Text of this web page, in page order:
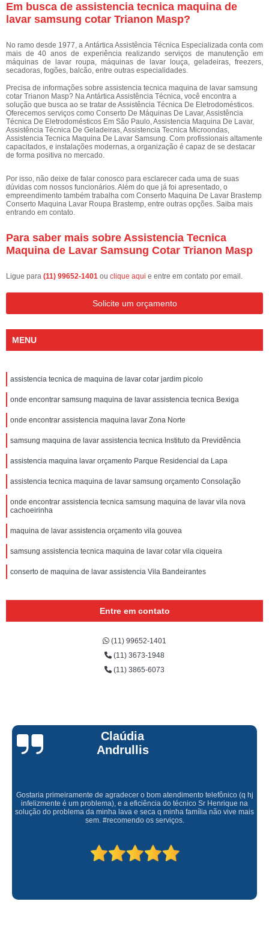
Em busca de assistencia tecnica maquina de
lavar samsung cotar Trianon Masp?
No ramo desde 1977, a Antártica Assistência Técnica Especializada conta com
mais de 40 anos de experiência realizando serviços de manutenção em
máquinas de lavar roupa, máquinas de lavar louça, geladeiras, freezers,
secadoras, fogões, balcão, entre outras especialidades.
Precisa de informações sobre assistencia tecnica maquina de lavar samsung
cotar Trianon Masp? Na Antártica Assistência Técnica, você encontra a
solução que busca ao se tratar de Assistência Técnica De Eletrodomésticos.
Oferecemos serviços como Conserto De Máquinas De Lavar, Assistência
Técnica De Eletrodomésticos Em São Paulo, Assistencia Maquina De Lavar,
Assistência Técnica De Geladeiras, Assistencia Tecnica Microondas,
Assistencia Tecnica Maquina De Lavar Samsung. Com profissionais altamente
capacitados, e instalações modernas, a organização é capaz de se destacar
de forma positiva no mercado.
Por isso, não deixe de falar conosco para esclarecer cada uma de suas
dúvidas com nossos funcionários. Além do que já foi apresentado, o
empreendimento também trabalha com Conserto Maquina De Lavar Brastemp
Conserto Maquina Lavar Roupa Brastemp, entre outras opções. Saiba mais
entrando em contato.
Para saber mais sobre Assistencia Tecnica
Maquina de Lavar Samsung Cotar Trianon Masp
Ligue para (11) 99652-1401 ou clique aqui e entre em contato por email.
Solicite um orçamento
MENU
assistencia tecnica de maquina de lavar cotar jardim picolo
onde encontrar samsung maquina de lavar assistencia tecnica Bexiga
onde encontrar assistencia maquina lavar Zona Norte
samsung maquina de lavar assistencia tecnica Instituto da Previdência
assistencia maquina lavar orçamento Parque Residencial da Lapa
assistencia tecnica maquina de lavar samsung orçamento Consolação
onde encontrar assistencia tecnica samsung maquina de lavar vila nova
cachoeirinha
maquina de lavar assistencia orçamento vila gouvea
samsung assistencia tecnica maquina de lavar cotar vila ciqueira
conserto de maquina de lavar assistencia Vila Bandeirantes
Entre em contato
(11) 99652-1401
(11) 3673-1948
(11) 3865-6073
Claúdia
Andrullis
Gostaria primeiramente de agradecer o bom atendimento telefônico (q hj
infelizmente é um problema), e a eficiência do técnico Sr Henrique na
solução do problema da minha lava e seca q minha família não vive mais
sem. #recomendo os serviços.